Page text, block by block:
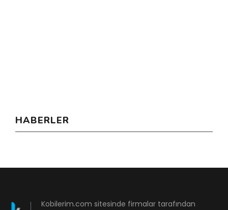
HABERLER
Kobilerim.com sitesinde firmalar tarafından